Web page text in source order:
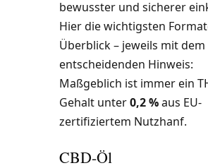
bewusster und sicherer
Hier die wichtigsten
Überblick – jeweils mit dem
entscheidenden Hinweis:
Maßgeblich ist immer ein
Gehalt unter0,2 %aus EU-
zertifiziertem Nutzhanf.
CBD-Öl